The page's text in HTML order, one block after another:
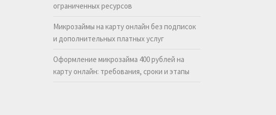
ограниченных ресурсов
Микрозаймы на карту онлайн без подписок
и дополнительных платных услуг
Оформление микрозайма 400 рублей на
карту онлайн: требования, сроки и этапы